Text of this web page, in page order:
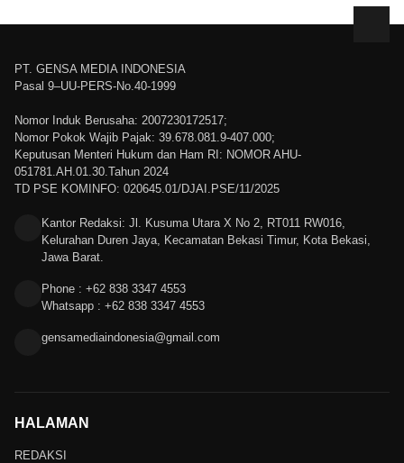
PT. GENSA MEDIA INDONESIA
Pasal 9–UU-PERS-No.40-1999
Nomor Induk Berusaha: 2007230172517;
Nomor Pokok Wajib Pajak: 39.678.081.9-407.000;
Keputusan Menteri Hukum dan Ham RI: NOMOR AHU-
051781.AH.01.30.Tahun 2024
TD PSE KOMINFO: 020645.01/DJAI.PSE/11/2025
Kantor Redaksi: Jl. Kusuma Utara X No 2, RT011 RW016,
Kelurahan Duren Jaya, Kecamatan Bekasi Timur, Kota Bekasi,
Jawa Barat.
Phone : +62 838 3347 4553
Whatsapp : +62 838 3347 4553
gensamediaindonesia@gmail.com
HALAMAN
REDAKSI